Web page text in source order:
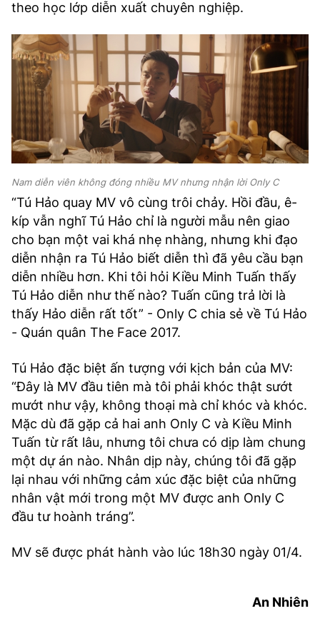
theo học lớp diễn xuất chuyên nghiệp.
Nam diễn viên không đóng nhiều MV nhưng nhận lời Only C
“Tú Hảo quay MV vô cùng trôi chảy. Hồi đầu, ê-
kíp vẫn nghĩ Tú Hảo chỉ là người mẫu nên giao
cho bạn một vai khá nhẹ nhàng, nhưng khi đạo
diễn nhận ra Tú Hảo biết diễn thì đã yêu cầu bạn
diễn nhiều hơn. Khi tôi hỏi Kiều Minh Tuấn thấy
Tú Hảo diễn như thế nào? Tuấn cũng trả lời là
thấy Hảo diễn rất tốt” - Only C chia sẻ về Tú Hảo
- Quán quân The Face 2017.
Tú Hảo đặc biệt ấn tượng với kịch bản của MV:
“Đây là MV đầu tiên mà tôi phải khóc thật sướt
mướt như vậy, không thoại mà chỉ khóc và khóc.
Mặc dù đã gặp cả hai anh Only C và Kiều Minh
Tuấn từ rất lâu, nhưng tôi chưa có dịp làm chung
một dự án nào. Nhân dịp này, chúng tôi đã gặp
lại nhau với những cảm xúc đặc biệt của những
nhân vật mới trong một MV được anh Only C
đầu tư hoành tráng”.
MV sẽ được phát hành vào lúc 18h30 ngày 01/4.
An Nhiên